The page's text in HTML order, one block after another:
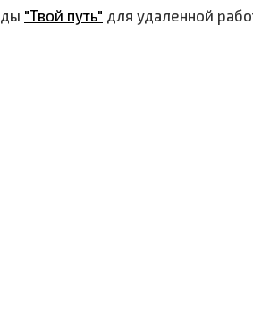
"Твой путь" для удаленной